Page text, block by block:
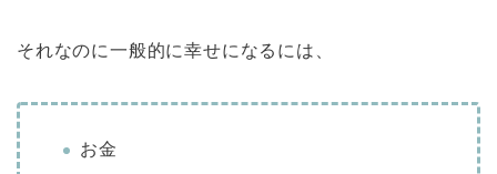
それなのに一般的に幸せになるには、
お金